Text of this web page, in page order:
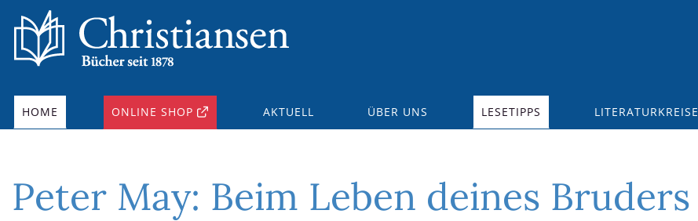
HOME ONLINE SHOP AKTUELL ÜBER UNS LESETIPPS LITERATURKREISE
Peter May: Beim Leben deines Bruders